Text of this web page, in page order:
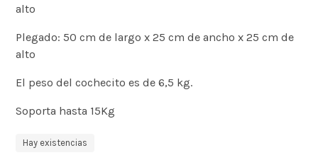
alto
Plegado: 50 cm de largo x 25 cm de ancho x 25 cm de
alto
El peso del cochecito es de 6,5 kg.
Soporta hasta 15Kg
Hay existencias